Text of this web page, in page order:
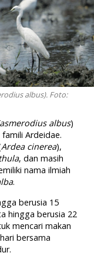
albus). Foto:
albus)
Ardeidae.
Ardea cinerea),
, dan masih
nama ilmiah
.
berusia 15
hingga berusia 22
mencari makan
bersama